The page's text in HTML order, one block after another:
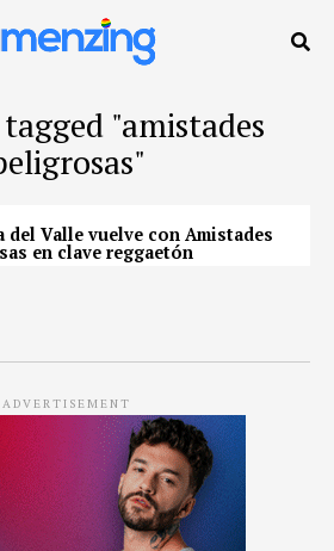
"amistades
del Valle vuelve con Amistades
en clave reggaetón
ADVERTISEMENT